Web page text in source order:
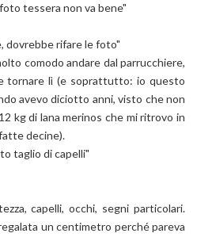
tessera non va bene"
dovrebbe rifare le foto"
comodo andare dal parrucchiere,
tornare lì (e soprattutto: io questo
avevo diciotto anni, visto che non
kg di lana merinos che mi ritrovo in
decine).
taglio di capelli"
capelli, occhi, segni particolari.
un centimetro perché pareva